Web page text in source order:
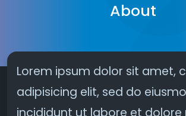
About
Lorem ipsum dolor sit amet,
adipisicing elit, sed do
incididunt ut labore et